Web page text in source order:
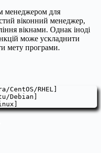
менеджером для
віконний менеджер,
вікнами. Однак іноді
може ускладнити
мету програми.
RHEL]
Debian]